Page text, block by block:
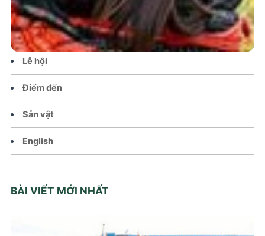
Chính sách
Văn hoá – Đời sống
Lễ hội
Điểm đến
Sản vật
English
BÀI VIẾT MỚI NHẤT